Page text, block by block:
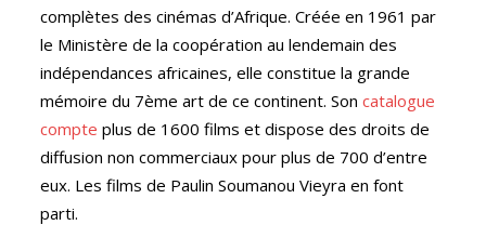
complètes des cinémas d’Afrique. Créée en 1961 par
le Ministère de la coopération au lendemain des
indépendances africaines, elle constitue la grande
mémoire du 7ème art de ce continent. Son catalogue
compte plus de 1600 films et dispose des droits de
diffusion non commerciaux pour plus de 700 d’entre
eux. Les films de Paulin Soumanou Vieyra en font
parti.